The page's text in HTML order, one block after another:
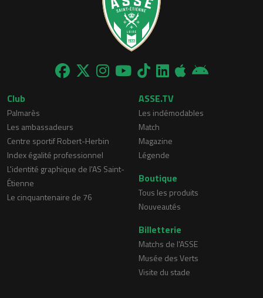
Club
Palmarès
Les ambassadeurs
Centre sportif Robert-Herbin
Index égalité professionnel
L'identité graphique de l'AS Saint-
Étienne
Le cinquantenaire de 76
ASSE.TV
Les indémodables
Match
Magazine
Légende
Boutique
Tous les produits
Nouveautés
Billetterie
Matchs de l'ASSE
Musée des Verts
Visite du stade